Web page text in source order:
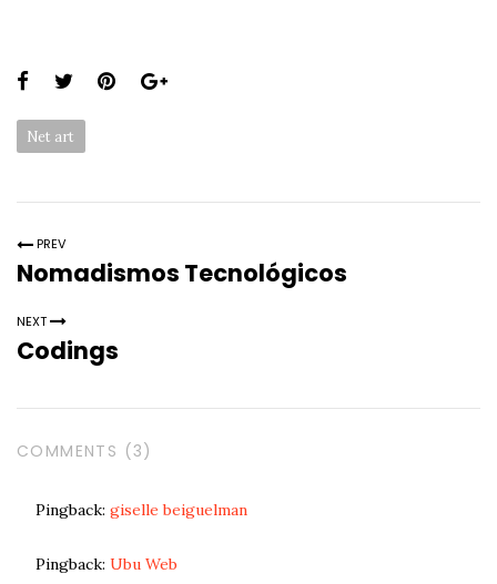
Share
page:
Categories:
Net art
PREV
Nomadismos Tecnológicos
NEXT
Codings
COMMENTS (3)
Pingback: giselle beiguelman
Pingback: Ubu Web